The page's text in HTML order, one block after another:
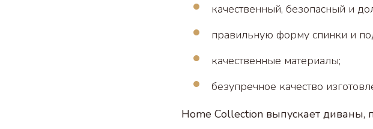
качественный, безопасный и
правильную форму спинки и
качественные материалы;
безупречное качество
Home Collection выпускает